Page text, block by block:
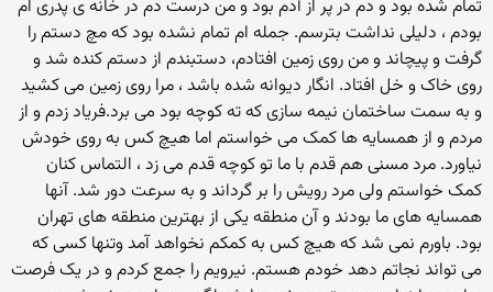
تمام شده بود و دم در پر از آدم بود و من درست دم در خانه ی پدری ام
بودم ، دلیلی نداشت بترسم. جمله ام تمام نشده بود که مچ دستم را
گرفت و پیچاند و من روی زمین افتادم، دستبندم از دستم کنده شد و
روی خاک و خل افتاد. انگار دیوانه شده باشد ، مرا روی زمین می کشید
و به سمت ساختمان نیمه سازی که ته کوچه بود می برد.فریاد زدم و از
مردم و از همسایه ها کمک می خواستم اما هیچ کس به روی خودش
نیاورد. مرد مسنی هم قدم با ما تو کوچه قدم می زد ، التماس کنان
کمک خواستم ولی مرد رویش را بر گرداند و به سرعت دور شد. آنها
همسایه های ما بودند و آن منطقه یکی از بهترین منطقه های تهران
بود. باورم نمی شد که هیچ کس به کمکم نخواهد آمد وتنها کسی که
می تواند نجاتم دهد خودم هستم. نیرویم را جمع کردم و در یک فرصت